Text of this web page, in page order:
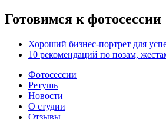
Готовимся к фотосессии
Хороший бизнес-портрет для
10 рекомендаций по позам,
Фотосессии
Ретушь
Новости
О студии